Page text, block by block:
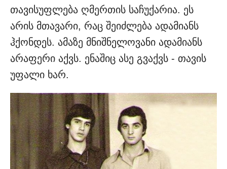
თავისუფლება ღმერთის საჩუქარია. ეს
არის მთავარი, რაც შეიძლება ადამიანს
ჰქონდეს. ამაზე მნიშნელოვანი ადამიანს
არაფერი აქვს. ენაშიც ასე გვაქვს - თავის
უფალი ხარ.